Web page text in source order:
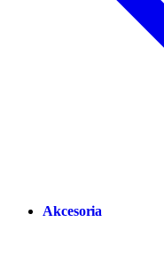
Akcesoria